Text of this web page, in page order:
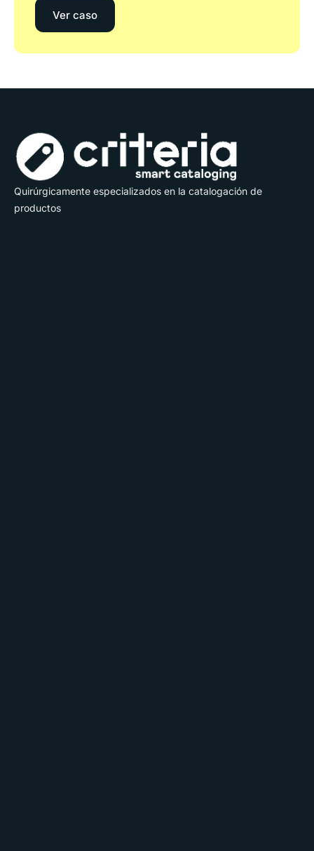
Ver caso
Quirúrgicamente especializados en la catalogación de
productos